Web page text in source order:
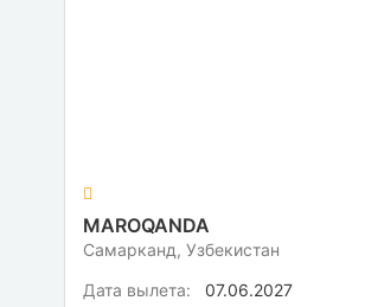
MAROQANDA
Самарканд, Узбекистан
Дата вылета:
07.06.2027